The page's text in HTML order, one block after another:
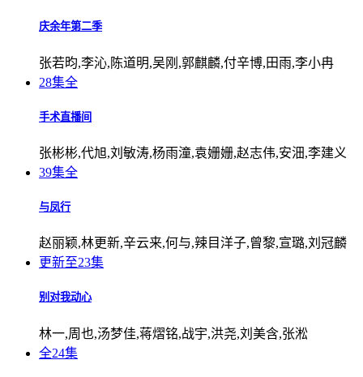
庆余年第二季
张若昀,李沁,陈道明,吴刚,郭麒麟,付辛博,田雨,李小冉
28集全
手术直播间
张彬彬,代旭,刘敏涛,杨雨潼,袁姗姗,赵志伟,安沺,李建义
39集全
与凤行
赵丽颖,林更新,辛云来,何与,辣目洋子,曾黎,宣璐,刘冠麟
更新至23集
别对我动心
林一,周也,汤梦佳,蒋熠铭,战宇,洪尧,刘美含,张淞
全24集